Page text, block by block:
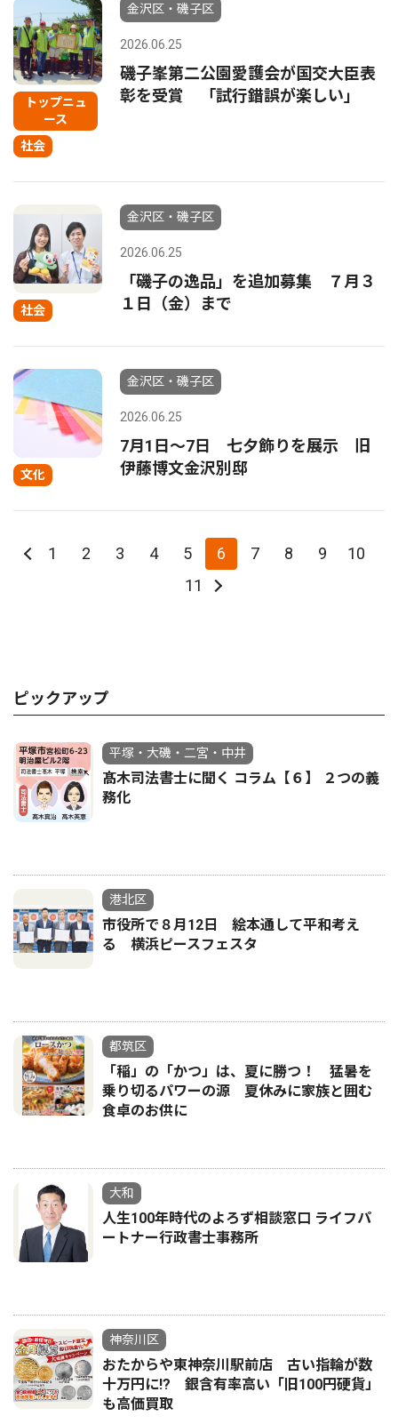
トップニュ
ース
社会
金沢区・磯子区
2026.06.25
磯子峯第二公園愛護会が国交大臣表
彰を受賞 「試行錯誤が楽しい」
社会
金沢区・磯子区
2026.06.25
「磯子の逸品」を追加募集 ７月３
１日（金）まで
文化
金沢区・磯子区
2026.06.25
7月1日〜7日 七夕飾りを展示 旧
伊藤博文金沢別邸
1 2 3 4 5 6 7 8 9
10
11
ピックアップ
平塚・大磯・二宮・中井
髙木司法書士に聞く コラム【６】 ２つの義
務化
港北区
市役所で８月12日 絵本通して平和考え
る 横浜ピースフェスタ
都筑区
「稲」の「かつ」は、夏に勝つ！ 猛暑を
乗り切るパワーの源 夏休みに家族と囲む
食卓のお供に
大和
人生100年時代のよろず相談窓口 ライフパ
ートナー行政書士事務所
神奈川区
おたからや東神奈川駅前店 古い指輪が数
十万円に!? 銀含有率高い「旧100円硬貨」
も高価買取